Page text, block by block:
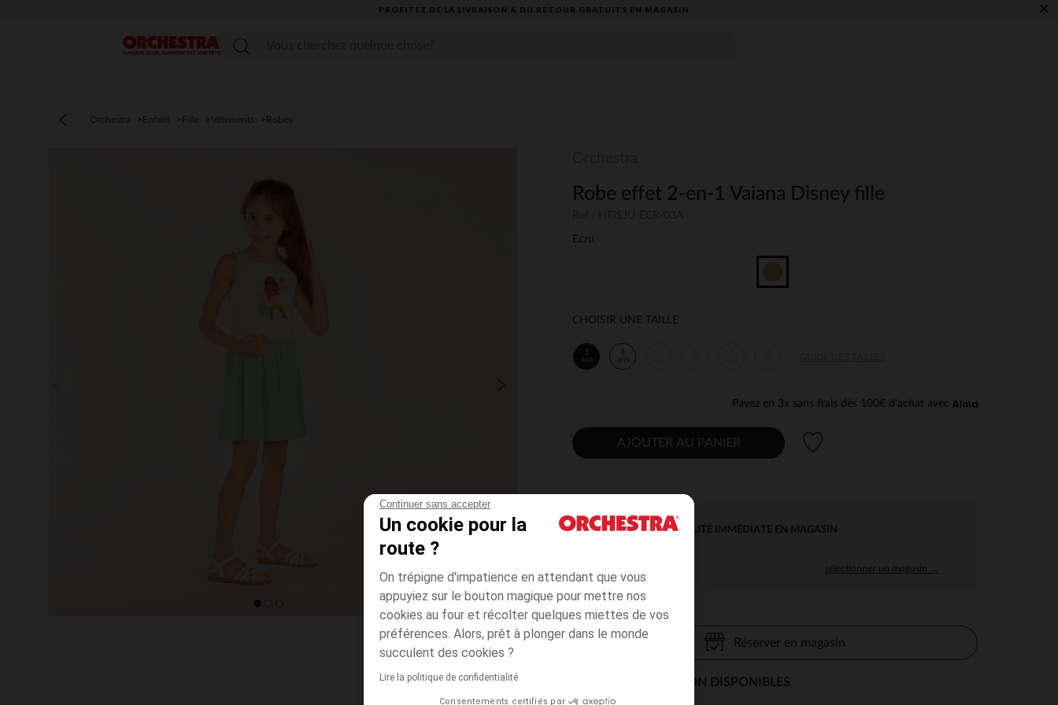
Continuer sans accepter
Un cookie pour la
route ?
On trépigne d'impatience en attendant que vous
appuyiez sur le bouton magique pour mettre nos
cookies au four et récolter quelques miettes de vos
préférences. Alors, prêt à plonger dans le monde
succulent des cookies ?
Lire la politique de confidentialité
Consentements certifiés par
PROFITEZ DE LA LIVRAISON & DU RETOUR GRATUITS EN MAGASIN​ ×
Menu
Orchestra Enfant Fille Vêtements Robes
Robe effet 2-en-1 Vaiana Disney fille
Ecru
CHOISIR UNE TAILLE
3
ans
4
ans
Payez en 3x sans frais dès 100€ d'achat avec
AJOUTER AU PANIER
DISPONIBILITÉ IMMÉDIATE EN MAGASIN
sélectionner un magasin →
Réserver en magasin
MODES DE LIVRAISON DISPONIBLES